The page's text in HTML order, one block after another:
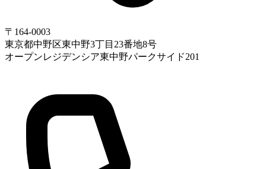
〒164-0003
東京都中野区東中野3丁目23番地8号
オープンレジデンシア東中野パークサイド201